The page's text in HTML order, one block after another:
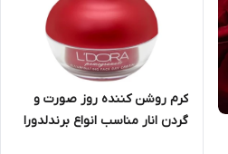
کرم روشن کننده روز صورت و
گردن انار مناسب انواع برندلدورا